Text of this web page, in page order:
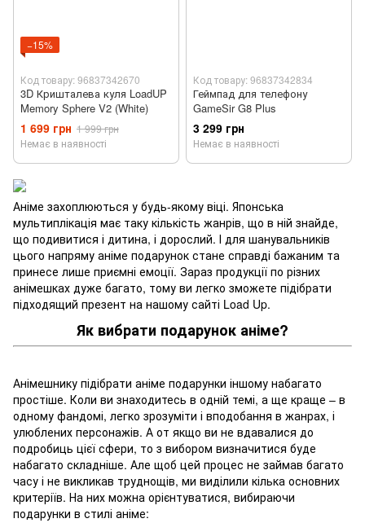
−15%
Код товару: 96837342670
3D Кришталева куля LoadUP
Memory Sphere V2 (White)
1 699 грн 1 999 грн
Немає в наявності
Код товару: 96837342834
Геймпад для телефону
GameSir G8 Plus
3 299 грн
Немає в наявності
Аніме захоплюються у будь-якому віці. Японська
мультиплікація має таку кількість жанрів, що в ній знайде,
що подивитися і дитина, і дорослий. І для шанувальників
цього напряму аніме подарунок стане справді бажаним та
принесе лише приємні емоції. Зараз продукції по різних
анімешках дуже багато, тому ви легко зможете підібрати
підходящий презент на нашому сайті Load Up.
Як вибрати подарунок аніме?
Анімешнику підібрати аніме подарунки іншому набагато
простіше. Коли ви знаходитесь в одній темі, а ще краще – в
одному фандомі, легко зрозуміти і вподобання в жанрах, і
улюблених персонажів. А от якщо ви не вдавалися до
подробиць цієї сфери, то з вибором визначитися буде
набагато складніше. Але щоб цей процес не займав багато
часу і не викликав труднощів, ми виділили кілька основних
критеріїв. На них можна орієнтуватися, вибираючи
подарунки в стилі аніме: